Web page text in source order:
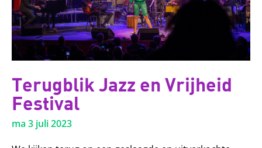
Terugblik Jazz en Vrijheid
Festival
ma 3 juli 2023